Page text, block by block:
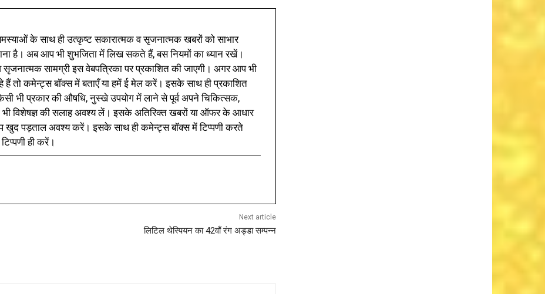
के साथ ही उत्कृष्ट सकारात्मक व सृजनात्मक खबरों को साभार
है। अब आप भी शुभजिता में लिख सकते हैं, बस नियमों का ध्यान रखें।
सामग्री इस वेबपत्रिका पर प्रकाशित की जाएगी। अगर आप भी
तो कमेन्ट्स बॉक्स में बताएँ या हमें ई मेल करें। इसके साथ ही प्रकाशित
भी प्रकार की औषधि, नुस्खे उपयोग में लाने से पूर्व अपने चिकित्सक,
भी विशेषज्ञ की सलाह अवश्य लें। इसके अतिरिक्त खबरों या ऑफर के आधार
खुद पड़ताल अवश्य करें। इसके साथ ही कमेन्ट्स बॉक्स में टिप्पणी करते
ही करें।
Next article
लिटिल थेस्पियन का 42वाँ रंग अड्डा सम्पन्न